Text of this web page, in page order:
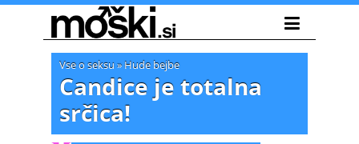
Vse o seksu » Hude bejbe
Candice je totalna
srčica!